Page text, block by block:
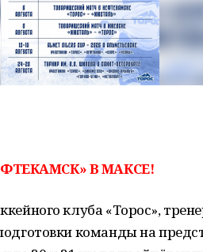
В МАКСЕ!
клуба «Торос»,
команды на